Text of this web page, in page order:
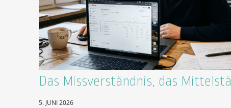
Das Missverständnis, das
5. JUNI 2026